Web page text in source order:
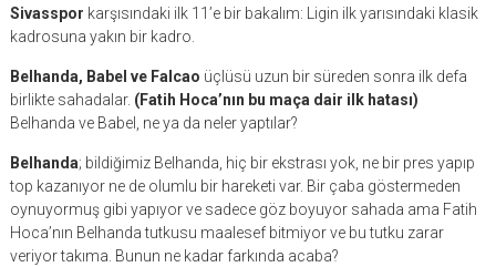
Sivasspor karşısındaki ilk 11’e bir bakalım: Ligin ilk yarısındaki klasik
kadrosuna yakın bir kadro.
Belhanda, Babel ve Falcao üçlüsü uzun bir süreden sonra ilk defa
birlikte sahadalar. (Fatih Hoca’nın bu maça dair ilk hatası)
Belhanda ve Babel, ne ya da neler yaptılar?
Belhanda; bildiğimiz Belhanda, hiç bir ekstrası yok, ne bir pres yapıp
top kazanıyor ne de olumlu bir hareketi var. Bir çaba göstermeden
oynuyormuş gibi yapıyor ve sadece göz boyuyor sahada ama Fatih
Hoca’nın Belhanda tutkusu maalesef bitmiyor ve bu tutku zarar
veriyor takıma. Bunun ne kadar farkında acaba?